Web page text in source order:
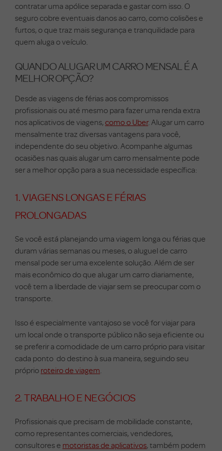
contratar uma apólice separada e gastar com isso. O
seguro cobre eventuais danos ao carro, como colisões e
furtos, o que traz mais segurança e tranquilidade para
quem aluga o veículo.
QUANDO ALUGAR UM CARRO MENSAL É A
MELHOR OPÇÃO?
Desde as viagens de férias aos compromissos
profissionais ou até mesmo para fazer uma renda extra
nos aplicativos de viagens, como o Uber. Alugar um carro
mensalmente traz diversas vantagens para você,
independente do seu objetivo. Acompanhe algumas
ocasiões nas quais alugar um carro mensalmente pode
ser a melhor opção para a sua necessidade específica:
1. VIAGENS LONGAS E FÉRIAS
PROLONGADAS
Se você está planejando uma viagem longa ou férias que
duram várias semanas ou meses, o aluguel de carro
mensal pode ser uma excelente solução. Além de ser
mais econômico do que alugar um carro diariamente,
você tem a liberdade de viajar sem se preocupar com o
transporte.
Isso é especialmente vantajoso se você for viajar para
um local onde o transporte público não seja eficiente ou
se preferir a comodidade de um carro próprio para visitar
cada ponto do destino à sua maneira, seguindo seu
próprio roteiro de viagem.
2. TRABALHO E NEGÓCIOS
Profissionais que precisam de mobilidade constante,
como representantes comerciais, vendedores,
consultores e motoristas de aplicativos, também podem